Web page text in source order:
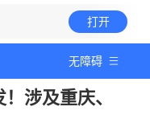
打开
无障碍
涉及重庆、